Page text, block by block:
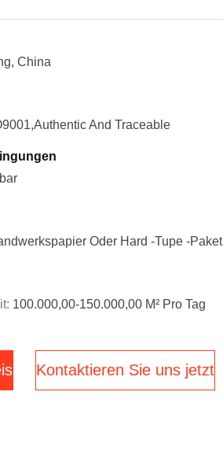
China
And Traceable
Oder Hard -Tupe -Paket
100.000,00-150.000,00 M² Pro Tag
Kontaktieren Sie uns jetzt